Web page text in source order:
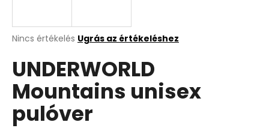
A
átlagos
értékelése
5-
ből
0,0
csillag.
Nincs értékelés Ugrás az értékeléshez
UNDERWORLD
Mountains unisex
pulóver